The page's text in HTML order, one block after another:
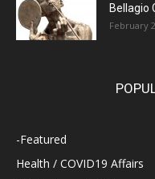
Bellagio
February
-Featured
Health / COVID19 Affairs